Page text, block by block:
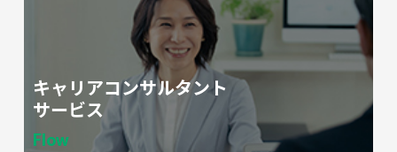
キャリアコンサルタント
サービス
Flow